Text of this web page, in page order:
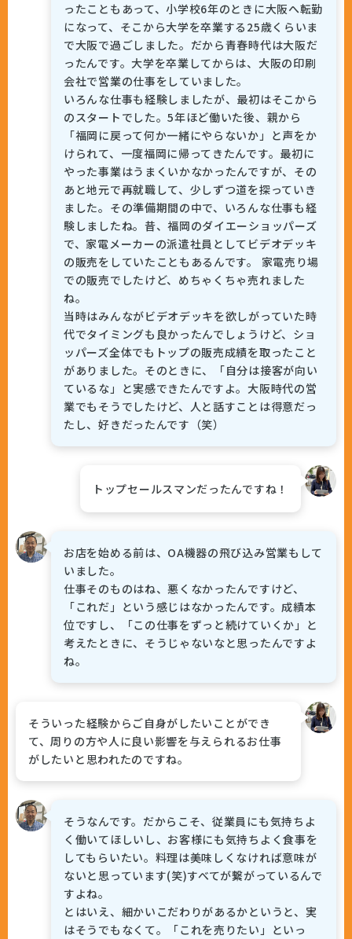
ったこともあって、小学校6年のときに大阪へ転勤
になって、そこから大学を卒業する25歳くらいま
で大阪で過ごしました。だから青春時代は大阪だ
ったんです。大学を卒業してからは、大阪の印刷
会社で営業の仕事をしていました。
いろんな仕事も経験しましたが、最初はそこから
のスタートでした。5年ほど働いた後、親から
「福岡に戻って何か一緒にやらないか」と声をか
けられて、一度福岡に帰ってきたんです。最初に
やった事業はうまくいかなかったんですが、その
あと地元で再就職して、少しずつ道を探っていき
ました。その準備期間の中で、いろんな仕事も経
験しましたね。昔、福岡のダイエーショッパーズ
で、家電メーカーの派遣社員としてビデオデッキ
の販売をしていたこともあるんです。 家電売り場
での販売でしたけど、めちゃくちゃ売れました
ね。
当時はみんながビデオデッキを欲しがっていた時
代でタイミングも良かったんでしょうけど、ショ
ッパーズ全体でもトップの販売成績を取ったこと
がありました。そのときに、「自分は接客が向い
ているな」と実感できたんですよ。大阪時代の営
業でもそうでしたけど、人と話すことは得意だっ
たし、好きだったんです（笑）
トップセールスマンだったんですね！
お店を始める前は、OA機器の飛び込み営業もして
いました。
仕事そのものはね、悪くなかったんですけど、
「これだ」という感じはなかったんです。成績本
位ですし、「この仕事をずっと続けていくか」と
考えたときに、そうじゃないなと思ったんですよ
ね。
そういった経験からご自身がしたいことができ
て、周りの方や人に良い影響を与えられるお仕事
がしたいと思われたのですね。
そうなんです。だからこそ、従業員にも気持ちよ
く働いてほしいし、お客様にも気持ちよく食事を
してもらいたい。料理は美味しくなければ意味が
ないと思っています(笑)すべてが繋がっているんで
すよね。
とはいえ、細かいこだわりがあるかというと、実
はそうでもなくて。「これを売りたい」といっ